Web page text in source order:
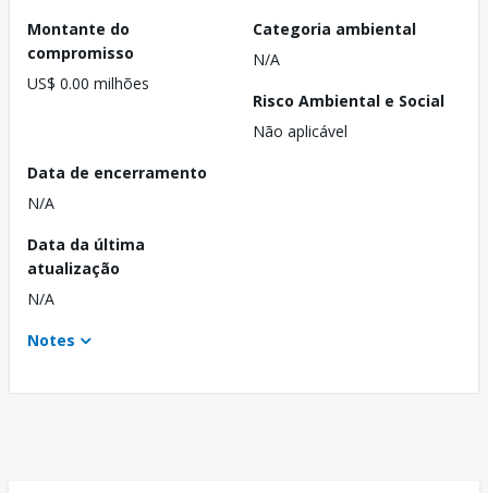
Montante do
compromisso
US$ 0.00 milhões
Categoria ambiental
N/A
Risco Ambiental e Social
Não aplicável
Data de encerramento
N/A
Data da última
atualização
N/A
Notes